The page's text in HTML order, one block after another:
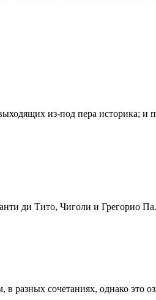
из-под пера историка; и
ди Тито, Чиголи и Грегорио
разных сочетаниях, однако это